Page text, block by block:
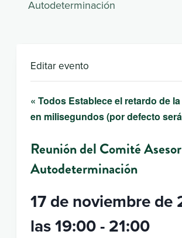
Autodeterminación
Editar evento
« Todos Establece el retardo de
en milisegundos (por defecto
Reunión del Comité
Autodeterminación
17 de noviembre de
las 19:00- 21:00